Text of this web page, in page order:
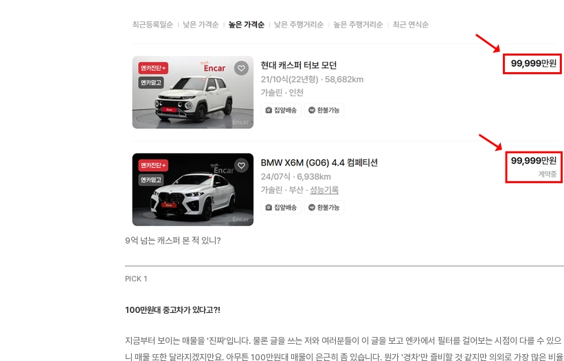
9억 넘는 캐스퍼 본 적 있니?
PICK 1
100만원대 중고차가 있다고?!
지금부터 보이는 매물을 '진짜'입니다. 물론 글을 쓰는 저와 여러분들이 이 글을 보고 엔카에서 필터를 걸어보는 시점이 다를 수 있으
니 매물 또한 달라지겠지만요. 아무튼 100만원대 매물이 은근히 좀 있습니다. 뭔가 '경차'만 즐비할 것 같지만 의외로 가장 많은 비율